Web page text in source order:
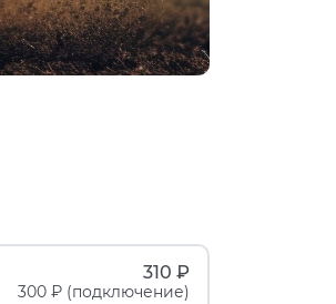
310 ₽
300 ₽ (подключение)